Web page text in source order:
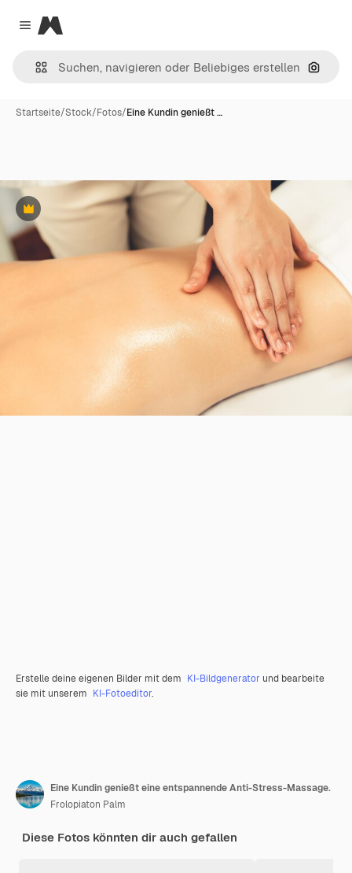
Close menu
Magnific
Nach
Startseite/Stock/Fotos/Eine Kundin genießt …
Premium
Erstelle deine eigenen Bilder mit dem KI-Bildgenerator und bearbeite
sie mit unserem KI-Fotoeditor.
Eine Kundin genießt eine entspannende Anti-Stress-Massage.
Frolopiaton Palm
Diese Fotos könnten dir auch gefallen